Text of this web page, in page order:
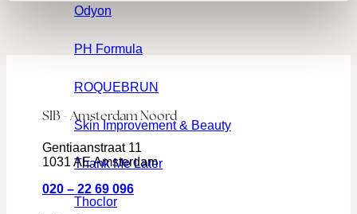
Odyon
PH Formula
ROQUEBRUN
Skin Improvement & Beauty
Thank Me Later
Thoclor
SIB - Amsterdam Noord
Gentiaanstraat 11
1031 AE Amsterdam
020 – 22 69 096